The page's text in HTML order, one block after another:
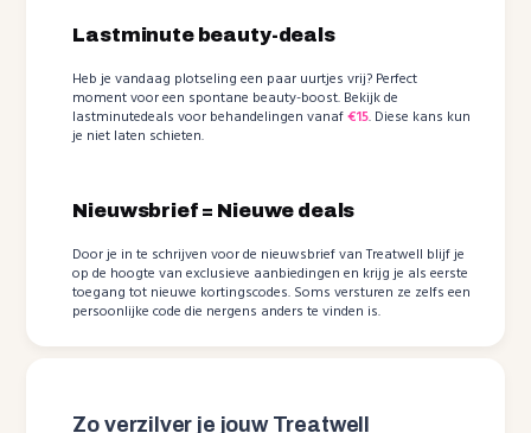
Lastminute beauty-deals
Heb je vandaag plotseling een paar uurtjes vrij? Perfect
moment voor een spontane beauty-boost. Bekijk de
lastminutedeals voor behandelingen vanaf€15. Diese kans kun
je niet laten schieten.
Nieuwsbrief = Nieuwe deals
Door je in te schrijven voor de nieuwsbrief van Treatwell blijf je
op de hoogte van exclusieve aanbiedingen en krijg je als eerste
toegang tot nieuwe kortingscodes. Soms versturen ze zelfs een
persoonlijke code die nergens anders te vinden is.
Zo verzilver je jouw Treatwell